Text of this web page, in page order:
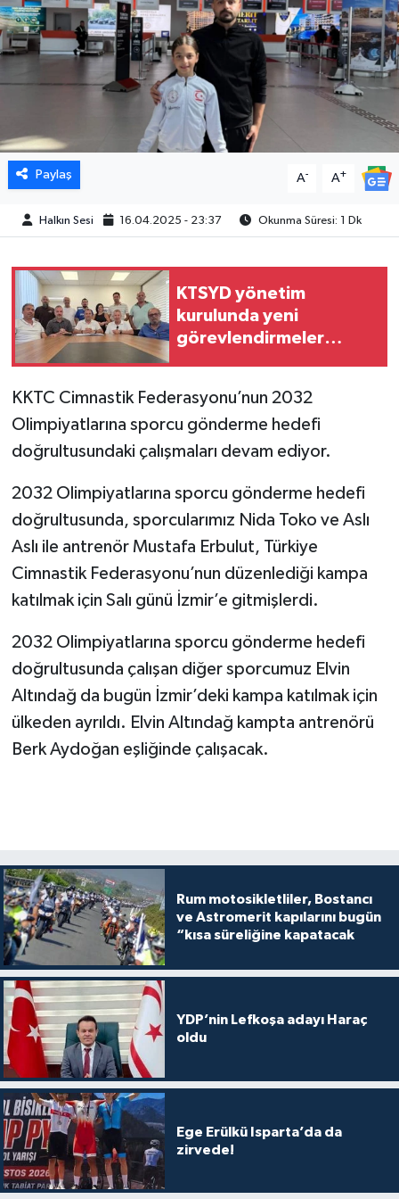
Paylaş A- A+
Halkın Sesi 16.04.2025 - 23:37 Okunma Süresi: 1 Dk
KTSYD yönetim
kurulunda yeni
görevlendirmeler
KKTC Cimnastik Federasyonu’nun 2032
Olimpiyatlarına sporcu gönderme hedefi
doğrultusundaki çalışmaları devam ediyor.
2032 Olimpiyatlarına sporcu gönderme hedefi
doğrultusunda, sporcularımız Nida Toko ve Aslı
Aslı ile antrenör Mustafa Erbulut, Türkiye
Cimnastik Federasyonu’nun düzenlediği kampa
katılmak için Salı günü İzmir’e gitmişlerdi.
2032 Olimpiyatlarına sporcu gönderme hedefi
doğrultusunda çalışan diğer sporcumuz Elvin
Altındağ da bugün İzmir’deki kampa katılmak için
ülkeden ayrıldı. Elvin Altındağ kampta antrenörü
Berk Aydoğan eşliğinde çalışacak.
Rum motosikletliler, Bostancı
ve Astromerit kapılarını bugün
“kısa süreliğine kapatacak
YDP’nin Lefkoşa adayı Haraç
oldu
Ege Erülkü Isparta’da da
zirvede!